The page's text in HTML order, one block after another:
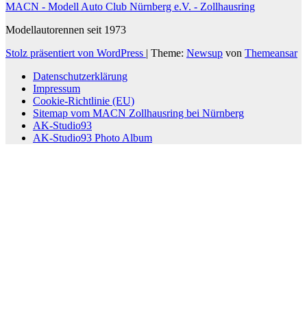
MACN - Modell Auto Club Nürnberg e.V. - Zollhausring
Modellautorennen seit 1973
Stolz präsentiert von WordPress | Theme: Newsup von Themeansar
Datenschutzerklärung
Impressum
Cookie-Richtlinie (EU)
Sitemap vom MACN Zollhausring bei Nürnberg
AK-Studio93
AK-Studio93 Photo Album